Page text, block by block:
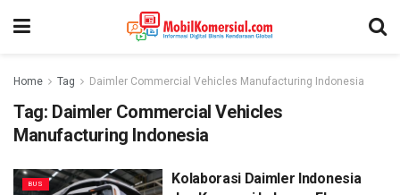
Home Tag Daimler Commercial Vehicles Manufacturing Indonesia
Tag: Daimler Commercial Vehicles
Manufacturing Indonesia
BUS
Kolaborasi Daimler Indonesia